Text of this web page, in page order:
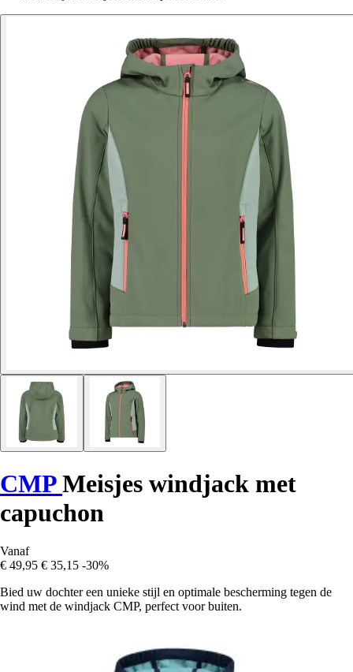
CMPMeisjes windjack met
capuchon
Vanaf
€ 49,95 € 35,15 -30%
Bied uw dochter een unieke stijl en optimale bescherming tegen de
wind met de windjack CMP, perfect voor buiten.